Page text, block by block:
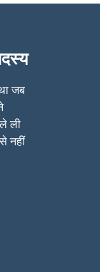
जब
ली
नहीं